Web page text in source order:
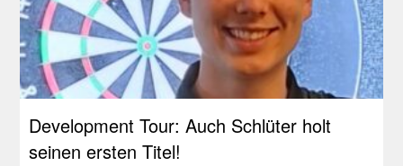
Development Tour: Auch Schlüter holt
seinen ersten Titel!